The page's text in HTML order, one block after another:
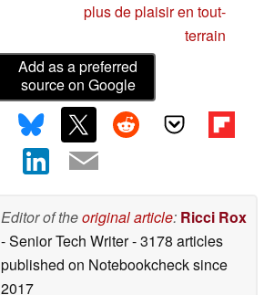
plus de plaisir en tout-
terrain
Add as a preferred
source on Google
Editor of theoriginal article: Ricci Rox
- Senior Tech Writer- 3178 articles
published on Notebookchecksince
2017